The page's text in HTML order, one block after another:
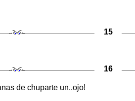
15
16
de chuparte un..ojo!